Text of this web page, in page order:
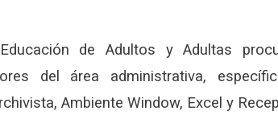
de Adultos y Adultas
del área administrativa,
Ambiente Window, Excel y